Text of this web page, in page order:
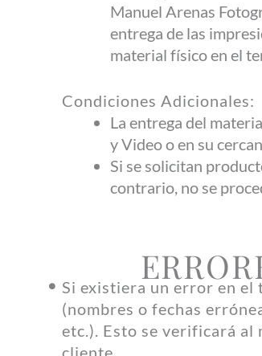
Manuel Arenas
entrega de las
material físico en el
Condiciones Adicionales:
La entrega del
y Video o en su
Si se solicitan
contrario, no se
Si existiera un error en el
(nombres o fechas
etc.). Esto se verificará al
cliente.